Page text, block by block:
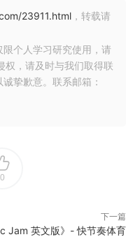
23911.html ，转载请
个人学习研究使用，请
权，请及时与我们取得联
挚歉意。联系邮箱：
0
下一篇
Jam 英文版》- 快节奏体育